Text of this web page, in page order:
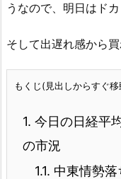
うなので、明日はド
そして出遅れ感から
もくじ(見出しからすぐ
1. 今日の日経平
の市況
1.1. 中東情勢